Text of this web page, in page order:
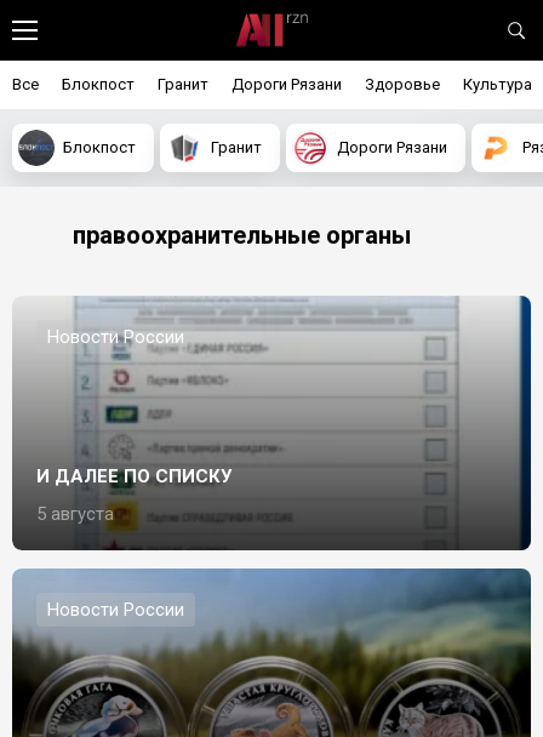
Все Блокпост Гранит Дороги Рязани Здоровье Культура
Блокпост Гранит Дороги Рязани
правоохранительные органы
Новости России
И ДАЛЕЕ ПО СПИСКУ
5 августа
Новости России